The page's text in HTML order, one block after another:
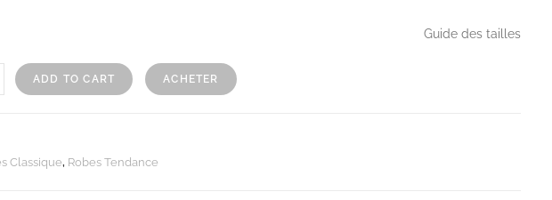
Guide des tailles
ADD TO CART ACHETER
Classique, Robes Tendance